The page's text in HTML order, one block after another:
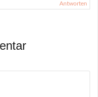
Antworten